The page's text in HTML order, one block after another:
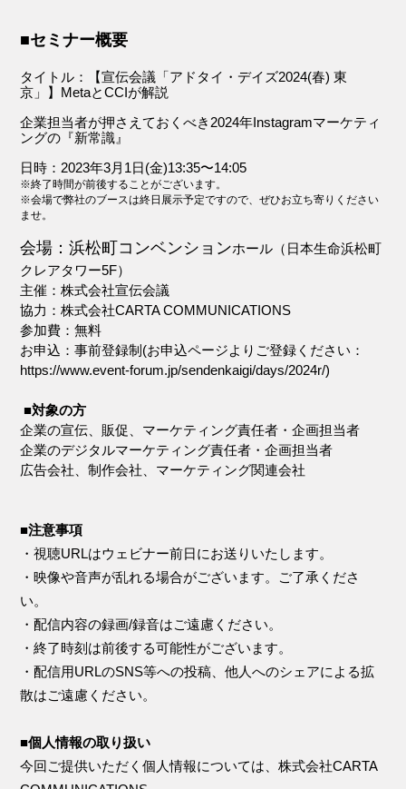
■セミナー概要
タイトル：【宣伝会議「アドタイ・デイズ2024(春)東
京」】 MetaとCCIが解説
企業担当者が押さえておくべき 2024年Instagramマーケティ
ングの『新常識』
日時：2023年3月1日(金)13:35〜14:05
※終了時間が前後することがございます。
※会場で弊社のブースは終日展示予定ですので、ぜひお立ち寄りください
ませ。
会場：浜松町コンベンションホール（日本生命浜松町
クレアタワー5F）
主催：株式会社宣伝会議
協力：株式会社CARTA COMMUNICATIONS
参加費：無料
お申込：事前登録制(お申込ページよりご登録ください：
https://www.event-forum.jp/sendenkaigi/days/2024r/)
■対象の方
企業の宣伝、販促、マーケティング責任者・企画担当者
企業のデジタルマーケティング責任者・企画担当者
広告会社、制作会社、マーケティング関連会社
■注意事項
・視聴URLはウェビナー前日にお送りいたします。
・映像や音声が乱れる場合がございます。ご了承くださ
い。
・配信内容の録画/録音はご遠慮ください。
・終了時刻は前後する可能性がございます。
・配信用URLのSNS等への投稿、他人へのシェアによる拡
散はご遠慮ください。
■個人情報の取り扱い
今回ご提供いただく個人情報については、株式会社CARTA